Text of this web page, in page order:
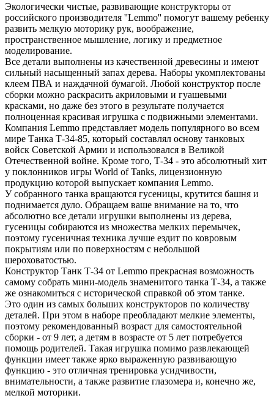
Экологически чистые, развивающие конструкторы от
российского производителя ''Lemmo'' помогут вашему ребенку
развить мелкую моторику рук, воображение,
пространственное мышление, логику и предметное
моделирование.
Все детали выполнены из качественной древесины и имеют
сильный насыщенный запах дерева. Наборы укомплектованы
клеем ПВА и наждачной бумагой. Любой конструктор после
сборки можно раскрасить акриловыми и гуашевыми
красками, но даже без этого в результате получается
полноценная красивая игрушка с подвижными элементами.
Компания Lemmo представляет модель популярного во всем
мире Танка Т-34-85, который составлял основу танковых
войск Советской Армии и использовался в Великой
Отечественной войне. Кроме того, Т-34 - это абсолютный хит
у поклонников игры World of Tanks, лицензионную
продукцию которой выпускает компания Lemmo.
У собранного танка вращаются гусеницы, крутится башня и
поднимается дуло. Обращаем ваше внимание на то, что
абсолютно все детали игрушки выполнены из дерева,
гусеницы собираются из множества мелких перемычек,
поэтому гусеничная техника лучше ездит по ковровым
покрытиям или по поверхностям с небольшой
шероховатостью.
Конструктор Танк Т-34 от Lemmo прекрасная возможность
самому собрать мини-модель знаменитого танка Т-34, а также
же ознакомиться с исторической справкой об этом танке.
Это один из самых больших конструкторов по количеству
деталей. При этом в наборе преобладают мелкие элементы,
поэтому рекомендованный возраст для самостоятельной
сборки - от 9 лет, а детям в возрасте от 5 лет потребуется
помощь родителей. Такая игрушка помимо развлекающей
функции имеет также ярко выраженную развивающую
функцию - это отличная тренировка усидчивости,
внимательности, а также развитие глазомера и, конечно же,
мелкой моторики.